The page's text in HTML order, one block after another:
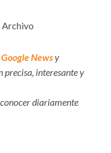
Archivo
Google Newsy
precisa, interesante y
conocer diariamente